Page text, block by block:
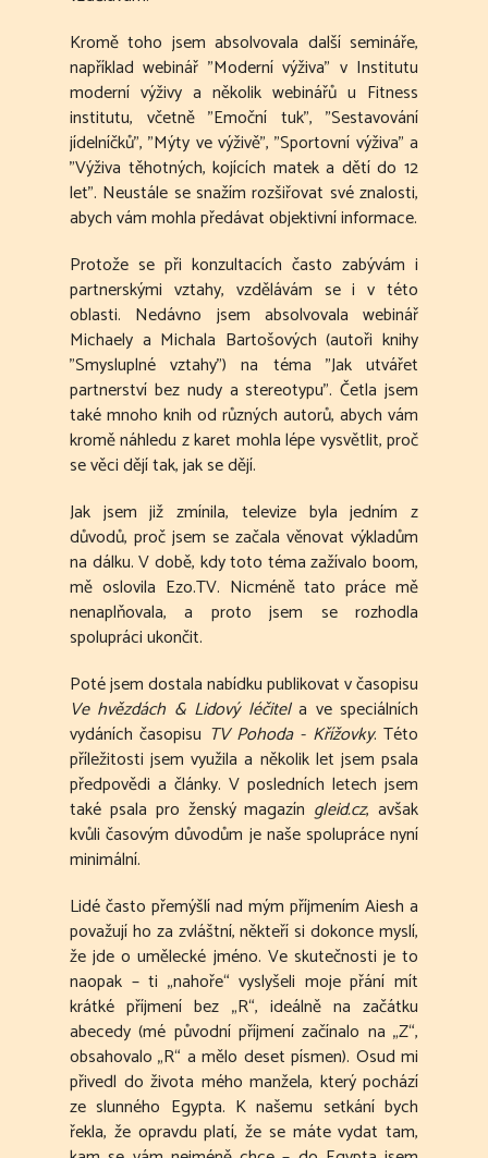
Kromě toho jsem absolvovala další semináře,
například webinář "Moderní výživa" v Institutu
moderní výživy a několik webinářů u Fitness
institutu, včetně "Emoční tuk", "Sestavování
jídelníčků", "Mýty ve výživě", "Sportovní výživa" a
"Výživa těhotných, kojících matek a dětí do 12
let". Neustále se snažím rozšiřovat své znalosti,
abych vám mohla předávat objektivní informace.
Protože se při konzultacích často zabývám i
partnerskými vztahy, vzdělávám se i v této
oblasti. Nedávno jsem absolvovala webinář
Michaely a Michala Bartošových (autoři knihy
"Smysluplné vztahy") na téma "Jak utvářet
partnerství bez nudy a stereotypu". Četla jsem
také mnoho knih od různých autorů, abych vám
kromě náhledu z karet mohla lépe vysvětlit, proč
se věci dějí tak, jak se dějí.
Jak jsem již zmínila, televize byla jedním z
důvodů, proč jsem se začala věnovat výkladům
na dálku. V době, kdy toto téma zažívalo boom,
mě oslovila Ezo.TV. Nicméně tato práce mě
nenaplňovala, a proto jsem se rozhodla
spolupráci ukončit.
Poté jsem dostala nabídku publikovat v časopisu
Ve hvězdách & Lidový léčitela ve speciálních
vydáních časopisu TV Pohoda - Křížovky. Této
příležitosti jsem využila a několik let jsem psala
předpovědi a články. V posledních letech jsem
také psala pro ženský magazíngleid.cz, avšak
kvůli časovým důvodům je naše spolupráce nyní
minimální.
Lidé často přemýšlí nad mým příjmením Aiesh a
považují ho za zvláštní, někteří si dokonce myslí,
že jde o umělecké jméno. Ve skutečnosti je to
naopak – ti „nahoře“ vyslyšeli moje přání mít
krátké příjmení bez „R“, ideálně na začátku
abecedy (mé původní příjmení začínalo na „Z“,
obsahovalo „R“ a mělo deset písmen). Osud mi
přivedl do života mého manžela, který pochází
ze slunného Egypta. K našemu setkání bych
řekla, že opravdu platí, že se máte vydat tam,